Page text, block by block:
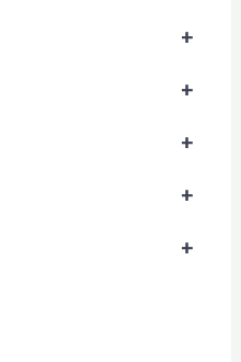
+
+
+
+
+